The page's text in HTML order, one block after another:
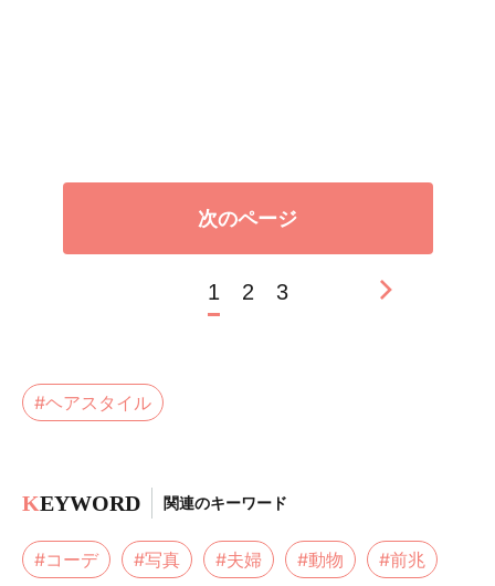
次のページ
1 2 3
#ヘアスタイル
KEYWORD 関連のキーワード
#コーデ #写真 #夫婦 #動物 #前兆